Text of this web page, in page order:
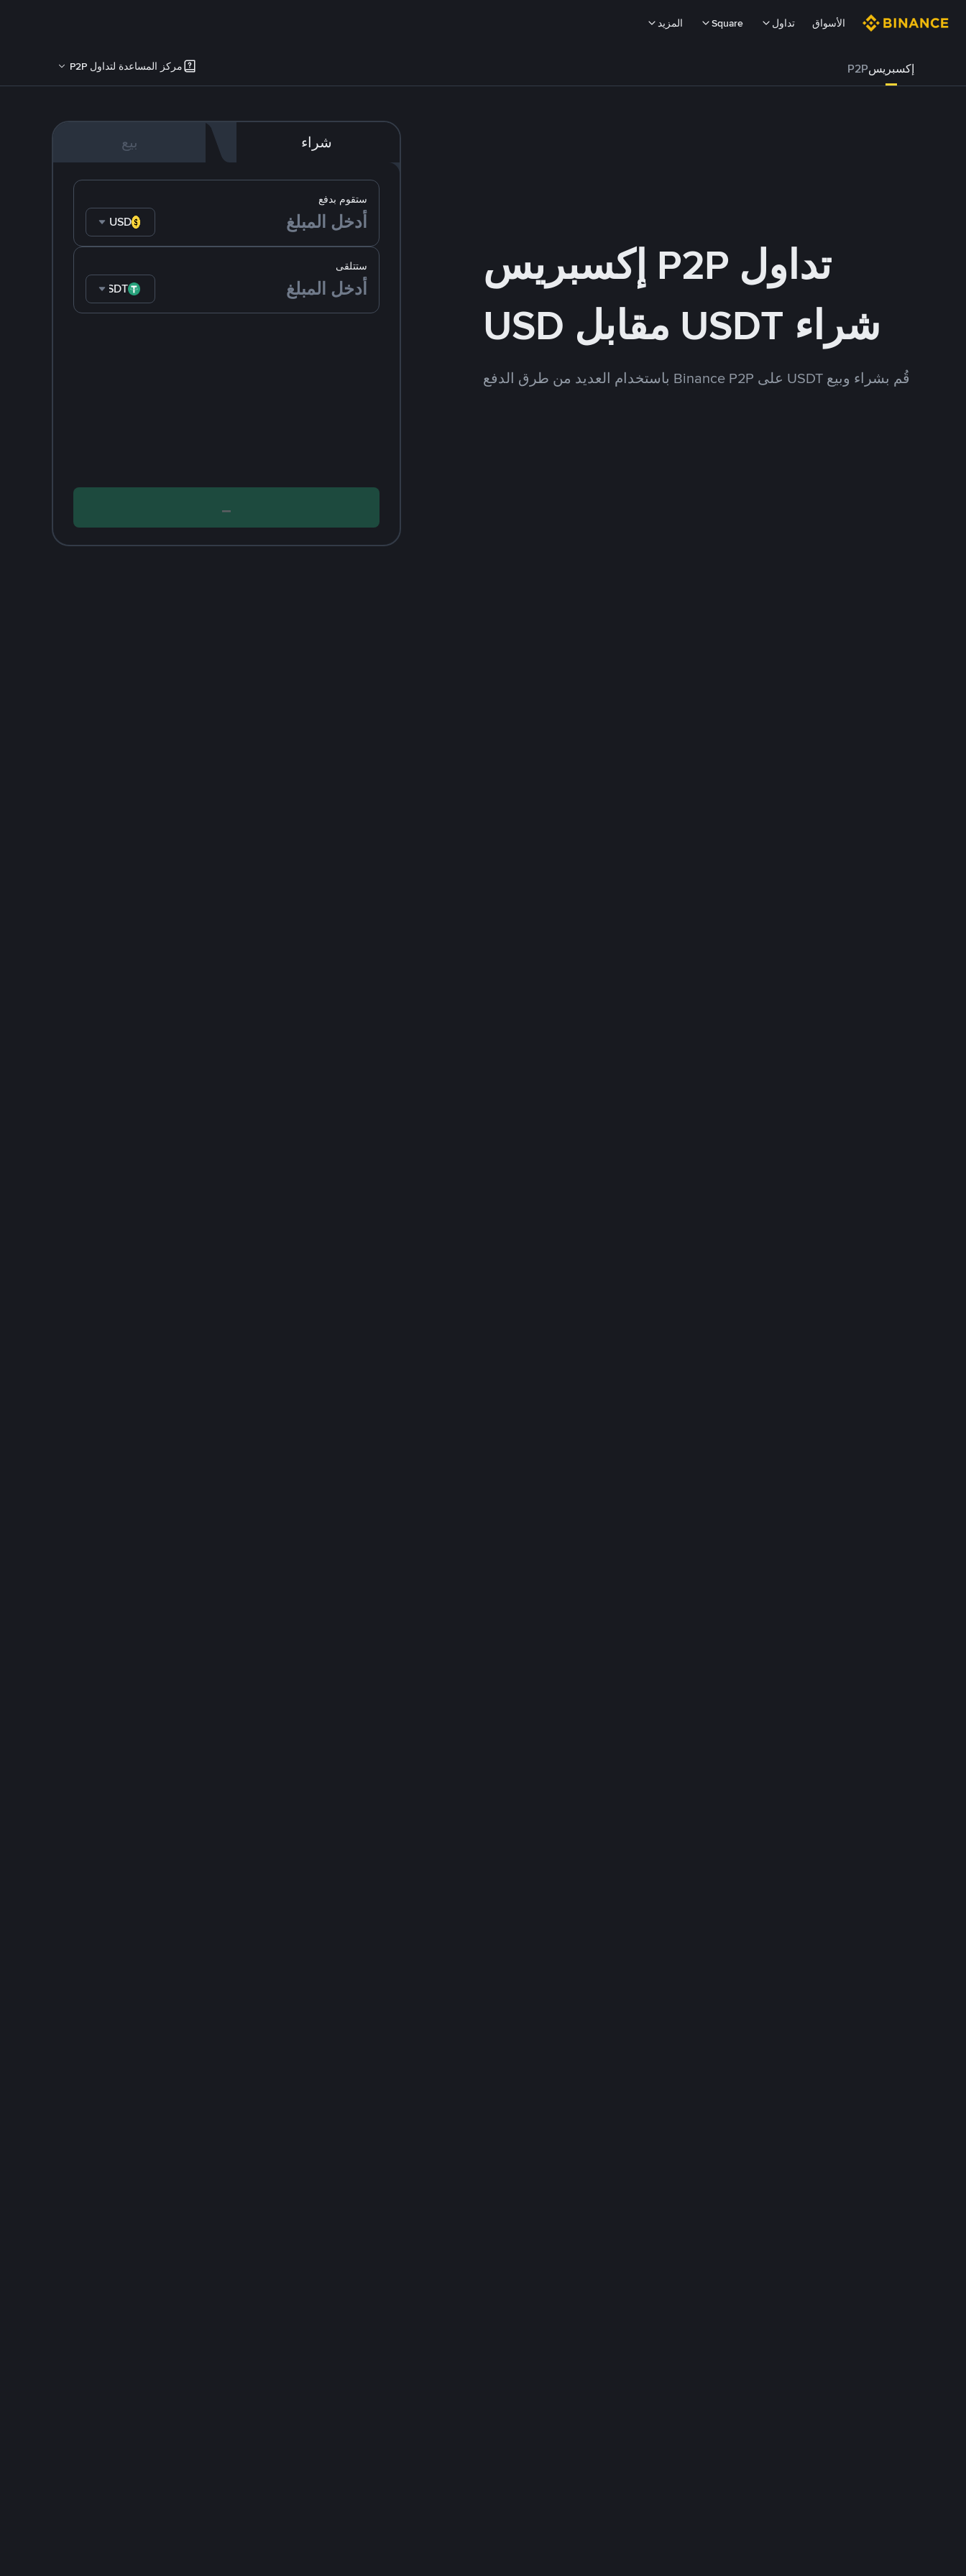
الأسواق تداول Square المزيد
إكسبريسP2P مركز المساعدة لتداول P2P
تداول P2P إكسبريس
شراء USDT مقابل USD
قُم بشراء وبيع USDT على Binance P2P باستخدام العديد من طرق الدفع
شراء بيع
ستقوم بدفع
USD
ستتلقى
USDT